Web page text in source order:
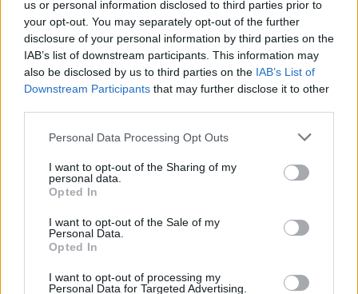
us or personal information disclosed to third parties prior to
your opt-out. You may separately opt-out of the further
disclosure of your personal information by third parties on the
IAB’s list of downstream participants. This information may
also be disclosed by us to third parties on the IAB’s List of
Downstream Participants that may further disclose it to other
Personal Data Processing Opt Outs
I want to opt-out of the Sharing of my
personal data.
Opted In
I want to opt-out of the Sale of my
Personal Data.
Opted In
I want to opt-out of processing my
Personal Data for Targeted Advertising.
Esim for Global
Esim for USA| Esim for Italy| Esim for Spain|Esim